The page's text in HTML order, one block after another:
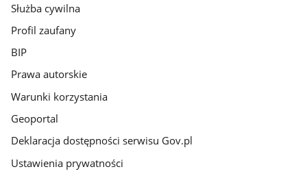
Służba cywilna
Profil zaufany
BIP
Prawa autorskie
Warunki korzystania
Geoportal
Deklaracja dostępności serwisu Gov.pl
Ustawienia prywatności